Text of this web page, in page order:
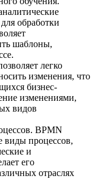
обработки
шаблоны,
легко
изменения, что
бизнес-
изменениями,
видов
BPMN
виды процессов,
и
его
отраслях